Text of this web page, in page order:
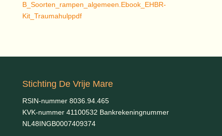
B_Soorten_rampen_algemeen.Ebook_EHBR-
Kit_Traumahulppdf
Stichting De Vrije Mare
RSIN-nummer 8036.94.465
KVK-nummer 41100532 Bankrekeningnummer
NL48INGB0007409374